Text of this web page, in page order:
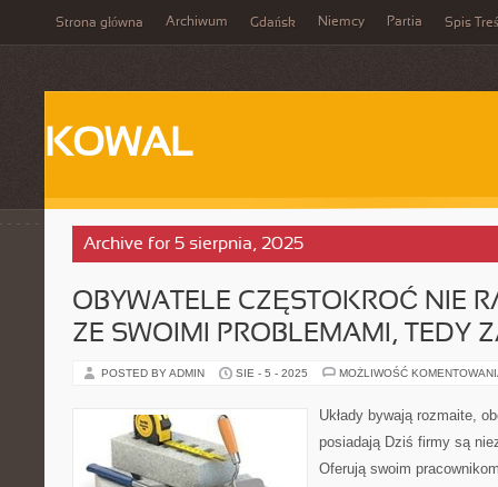
Strona główna Archiwum Gdańsk Niemcy Partia Spis
KOWAL
Archive for 5 sierpnia, 2025
OBYWATELE CZĘSTOKROĆ NIE
ZE SWOIMI PROBLEMAMI, TEDY
POSTED BY ADMIN SIE - 5 - 2025 MOŻLIWOŚĆ
Układy bywają rozmaite,
posiadają Dziś firmy są
Oferują swoim